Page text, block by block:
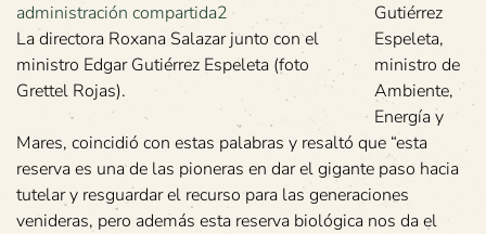
La directora Roxana Salazar junto con el
ministro Edgar Gutiérrez Espeleta (foto
Grettel Rojas).
Gutiérrez
Espeleta,
ministro de
Ambiente,
Energía y
Mares, coincidió con estas palabras y resaltó que “esta
reserva es una de las pioneras en dar el gigante paso hacia
tutelar y resguardar el recurso para las generaciones
venideras, pero además esta reserva biológica nos da el